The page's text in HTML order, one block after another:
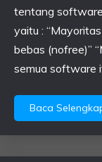
tentang
yaitu :
bebas (nofree)”
semua software
Baca